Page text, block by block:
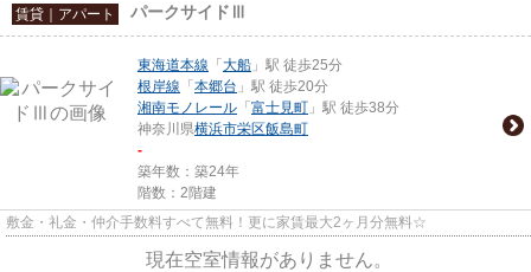
賃貸｜アパート パークサイドⅢ
東海道本線 「 大船 」駅 徒歩25分
根岸線 「 本郷台 」駅 徒歩20分
湘南モノレール 「 富士見町 」駅 徒歩38分
神奈川県横浜市栄区飯島町
-
築年数：築24年
階数：2階建
敷金・礼金・仲介手数料すべて無料！更に家賃最大2ヶ月分無料☆
現在空室情報がありません。